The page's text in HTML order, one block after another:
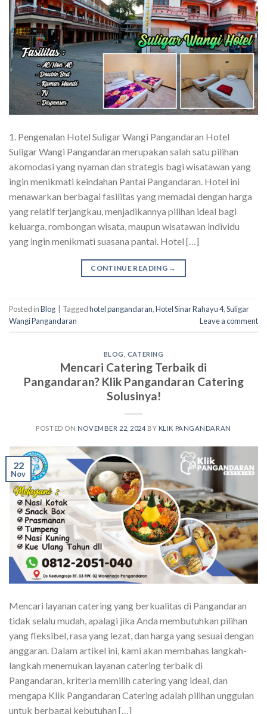
1. Pengenalan Hotel Suligar Wangi Pangandaran Hotel
Suligar Wangi Pangandaran merupakan salah satu pilihan
akomodasi yang nyaman dan strategis bagi wisatawan yang
ingin menikmati keindahan Pantai Pangandaran. Hotel ini
menawarkan berbagai fasilitas yang memadai dengan harga
yang relatif terjangkau, menjadikannya pilihan ideal bagi
keluarga, rombongan wisata, maupun wisatawan individu
yang ingin menikmati suasana pantai. Hotel […]
CONTINUE READING →
Posted inBlog Taggedhotel pangandaran,Hotel Sinar Rahayu 4,Suligar
Wangi Pangandaran
Leave a comment
BLOG CATERING
Mencari Catering Terbaik di
Pangandaran? Klik Pangandaran Catering
Solusinya!
POSTED ON NOVEMBER 22, 2024 BY KLIK PANGANDARAN
22
Nov
Mencari layanan catering yang berkualitas di Pangandaran
tidak selalu mudah, apalagi jika Anda membutuhkan pilihan
yang fleksibel, rasa yang lezat, dan harga yang sesuai dengan
anggaran. Dalam artikel ini, kami akan membahas langkah-
langkah menemukan layanan catering terbaik di
Pangandaran, kriteria memilih catering yang ideal, dan
mengapa Klik Pangandaran Catering adalah pilihan unggulan
untuk berbagai kebutuhan […]